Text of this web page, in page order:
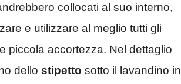
collocati al suo interno,
e utilizzare al meglio tutti gli
piccola accortezza. Nel dettaglio
dello stipetto sotto il lavandino in